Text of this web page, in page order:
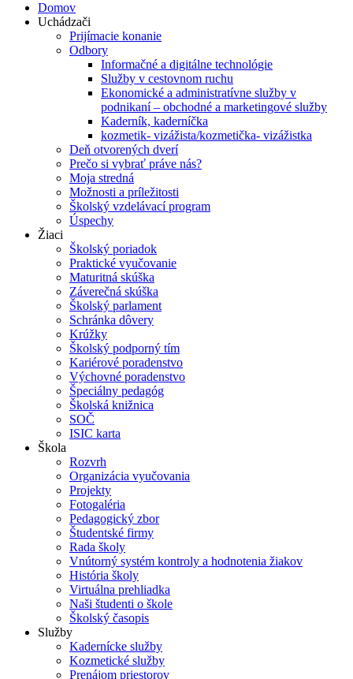
Domov
Uchádzači
Prijímacie konanie
Odbory
Informačné a digitálne technológie
Služby v cestovnom ruchu
Ekonomické a administratívne služby v
podnikaní – obchodné a marketingové služby
Kaderník, kaderníčka
kozmetik- vizážista/kozmetička- vizážistka
Deň otvorených dverí
Prečo si vybrať práve nás?
Moja stredná
Možnosti a príležitosti
Školský vzdelávací program
Úspechy
Žiaci
Školský poriadok
Praktické vyučovanie
Maturitná skúška
Záverečná skúška
Školský parlament
Schránka dôvery
Krúžky
Školský podporný tím
Kariérové poradenstvo
Výchovné poradenstvo
Špeciálny pedagóg
Školská knižnica
SOČ
ISIC karta
Škola
Rozvrh
Organizácia vyučovania
Projekty
Fotogaléria
Pedagogický zbor
Študentské firmy
Rada školy
Vnútorný systém kontroly a hodnotenia žiakov
História školy
Virtuálna prehliadka
Naši študenti o škole
Školský časopis
Služby
Kadernícke služby
Kozmetické služby
Prenájom priestorov